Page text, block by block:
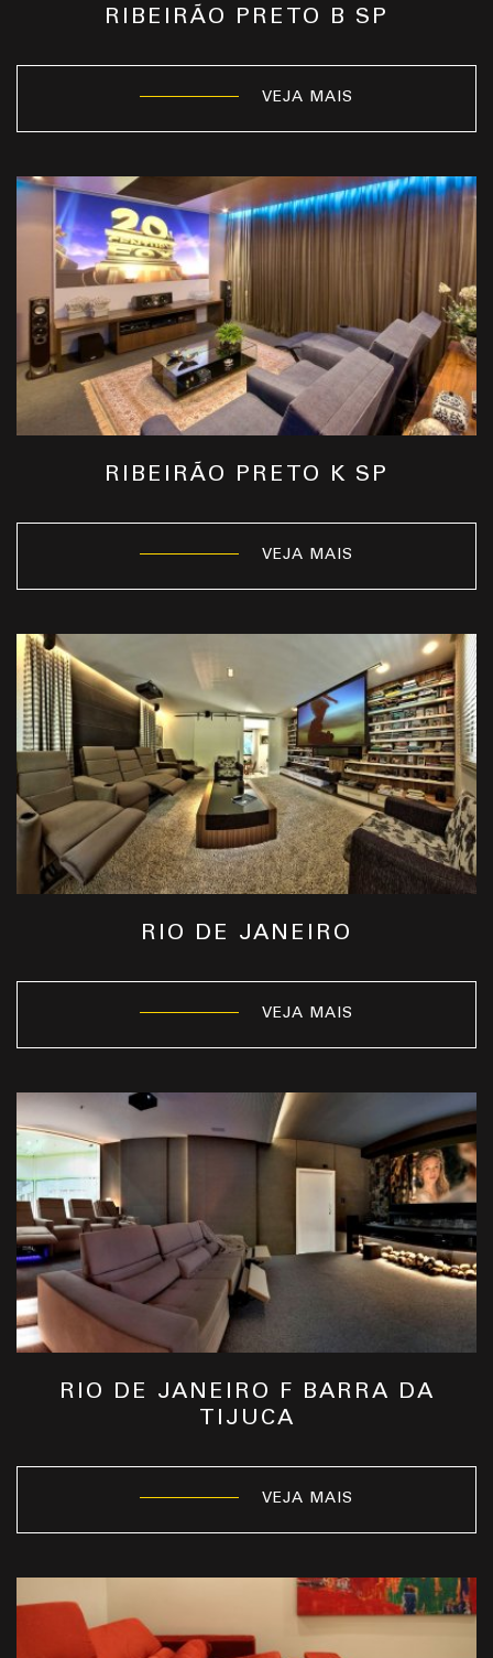
RIBEIRÃO PRETO B SP
VEJA MAIS
RIBEIRÃO PRETO K SP
VEJA MAIS
RIO DE JANEIRO
VEJA MAIS
RIO DE JANEIRO F BARRA DA
TIJUCA
VEJA MAIS